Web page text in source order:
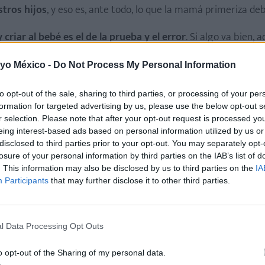
México - Do Not Process My Personal Information
opt-out of the sale, sharing to third parties, or processing of your
for targeted advertising by us, please use the below opt-out
selection. Please note that after your opt-out request is processed
interest-based ads based on personal information utilized by us
to third parties prior to your opt-out. You may separately
of your personal information by third parties on the IAB’s list of
This information may also be disclosed by us to third parties on the
Participants that may further disclose it to other third parties.
Data Processing Opt Outs
opt-out of the Sharing of my personal data.
hijos, y eso es, ante todo, lo que la mamá primeriza
al bebé es el de la prueba y el error. Si algo va bien,
un resultado mejor; así irás viendo qué le gusta y qué no
instintiva y de observación con el bebé: si cuando haces
tranquiliza o se calma, adelante, lo estás haciendo bien.
lugar del bebé y pensar qué puede necesitar, y reflexionar
mundo, y que necesitan cariño y afecto para sentirse
una madre primeriza?
mucho, porque, en ocasiones, suelen ser contradictorios,
toda madre primeriza debe tener para no ofuscarse ni